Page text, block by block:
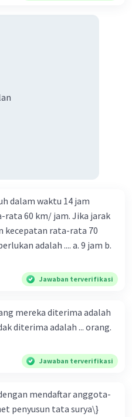
dalam waktu 14 jam
60 km/ jam. Jika jarak
kecepatan rata-rata 70
adalah .... a. 9 jam b.
Jawaban terverifikasi
mereka diterima adalah
diterima adalah ... orang.
Jawaban terverifikasi
mendaftar anggota-
penyusun tata surya\}